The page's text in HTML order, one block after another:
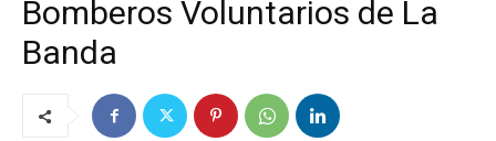
Bomberos Voluntarios de La
Banda